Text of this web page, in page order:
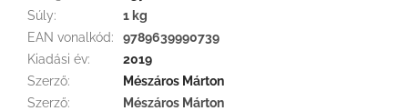
Súly:
1 kg
EAN vonalkód:
9789639990739
Kiadási év:
2019
Szerző:
Mészáros Márton
Szerző:
Mészáros Márton